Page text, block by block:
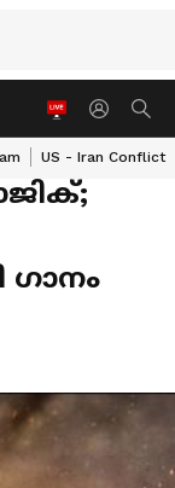
US - Iran Conflict
ഗാനം